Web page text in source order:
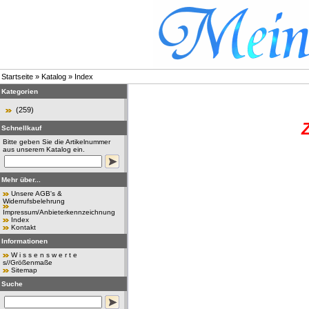
Startseite » Katalog » Index
Kategorien
(259)
Schnellkauf
Bitte geben Sie die Artikelnummer
aus unserem Katalog ein.
Mehr über...
Unsere AGB's &
Widerrufsbelehrung
Impressum/Anbieterkennzeichnung
Index
Kontakt
Informationen
W i s s e n s w e r t e
s//Größenmaße
Sitemap
Suche